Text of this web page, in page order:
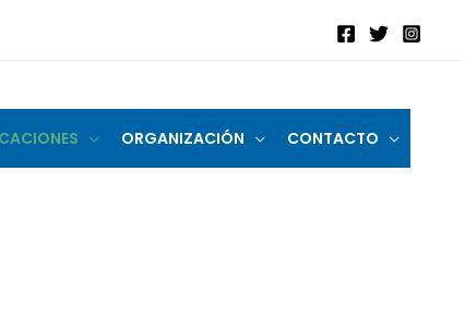
ORGANIZACIÓN CONTACTO